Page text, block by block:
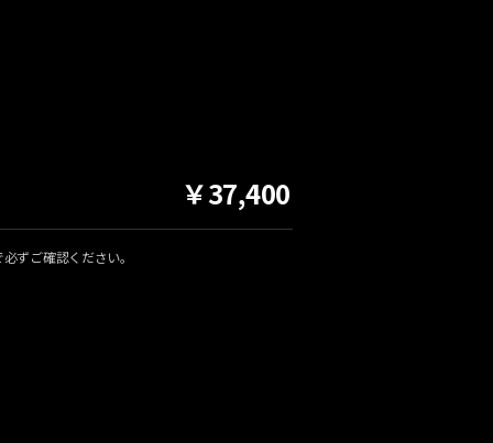
￥37,400
ずご確認ください。